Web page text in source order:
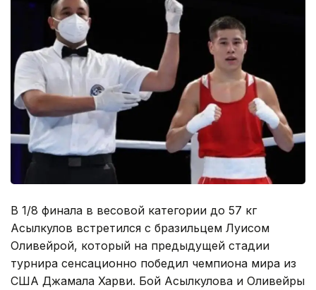
В 1/8 финала в весовой категории до 57 кг
Асылкулов встретился с бразильцем Луисом
Оливейрой, который на предыдущей стадии
турнира сенсационно победил чемпиона мира из
США Джамала Харви. Бой Асылкулова и Оливейры